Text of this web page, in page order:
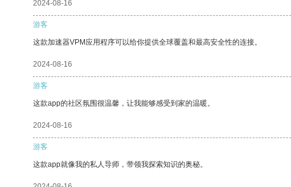
2024-08-16
游客
这款加速器VPM应用程序可以给你提供全球覆盖和最高安全性的连接。
2024-08-16
游客
这款app的社区氛围很温馨，让我能够感受到家的温暖。
2024-08-16
游客
这款app就像我的私人导师，带领我探索知识的奥秘。